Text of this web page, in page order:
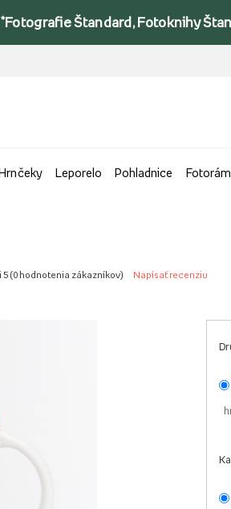
Štandard, Fotoknihy
Leporelo Pohladnice
5 (0 hodnotenia zákazníkov) Napísať recenziu